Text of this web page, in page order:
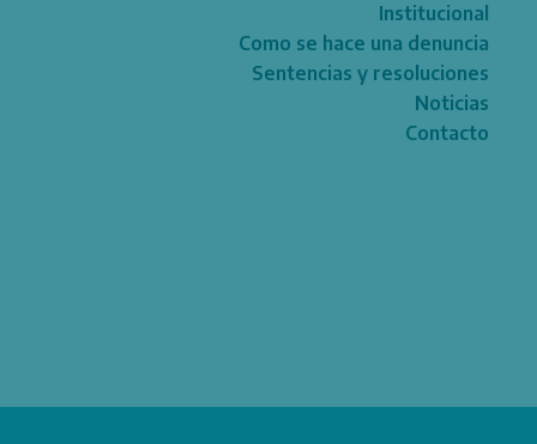
Institucional
Como se hace una denuncia
Sentencias y resoluciones
Noticias
Contacto